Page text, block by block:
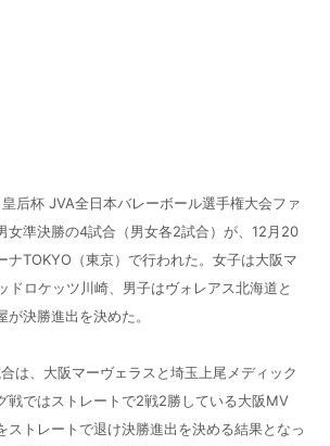
后杯 JVA全日本バレーボール選手権大会ファ
女準決勝の4試合（男女各2試合）が、12月20
ナTOKYO（東京）で行われた。女子は大阪マ
ドロケッツ川崎、男子はヴォレアス北海道と
決勝進出を決めた。
は、大阪マーヴェラスと埼玉上尾メディック
戦ではストレートで2戦2勝している大阪MV
ストレートで退け決勝進出を決める結果となっ